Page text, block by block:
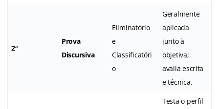
2ª
Prova
Discursiva
Eliminatório
e
Classificatóri
o
Geralmente
aplicada
junto à
objetiva;
avalia escrita
e técnica.
Testa o perfil